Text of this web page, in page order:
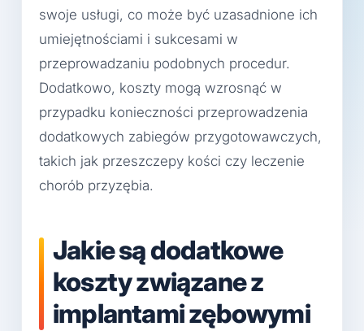
swoje usługi, co może być uzasadnione ich
umiejętnościami i sukcesami w
przeprowadzaniu podobnych procedur.
Dodatkowo, koszty mogą wzrosnąć w
przypadku konieczności przeprowadzenia
dodatkowych zabiegów przygotowawczych,
takich jak przeszczepy kości czy leczenie
chorób przyzębia.
Jakie są dodatkowe
koszty związane z
implantami zębowymi